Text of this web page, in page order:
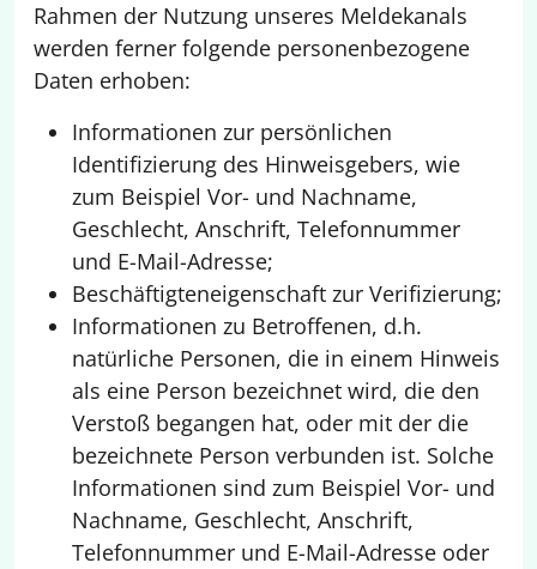
Rahmen der Nutzung unseres Meldekanals
werden ferner folgende personenbezogene
Daten erhoben:
Informationen zur persönlichen
Identifizierung des Hinweisgebers, wie
zum Beispiel Vor- und Nachname,
Geschlecht, Anschrift, Telefonnummer
und E-Mail-Adresse;
Beschäftigteneigenschaft zur Verifizierung;
Informationen zu Betroffenen, d.h.
natürliche Personen, die in einem Hinweis
als eine Person bezeichnet wird, die den
Verstoß begangen hat, oder mit der die
bezeichnete Person verbunden ist. Solche
Informationen sind zum Beispiel Vor- und
Nachname, Geschlecht, Anschrift,
Telefonnummer und E-Mail-Adresse oder